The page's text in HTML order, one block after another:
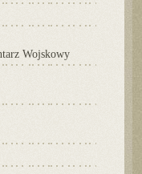
Wojskowy